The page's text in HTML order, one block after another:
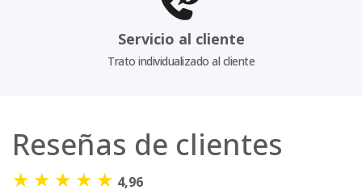
Servicio al cliente
Trato individualizado al cliente
Reseñas de clientes
★ ★ ★ ★ ★ 4,96